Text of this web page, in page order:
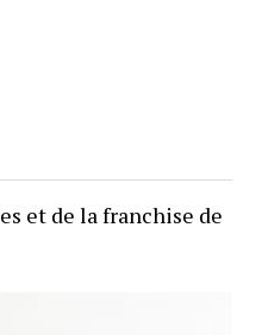
et de la franchise de